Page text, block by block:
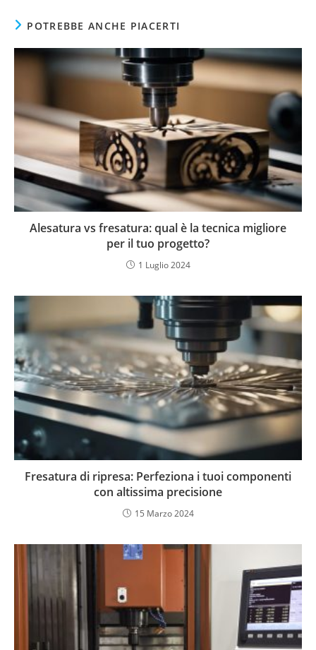
POTREBBE ANCHE PIACERTI
Alesatura vs fresatura: qual è la tecnica migliore
per il tuo progetto?
1 Luglio 2024
Fresatura di ripresa: Perfeziona i tuoi componenti
con altissima precisione
15 Marzo 2024